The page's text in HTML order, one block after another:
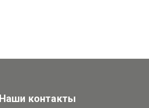
Наши контакты